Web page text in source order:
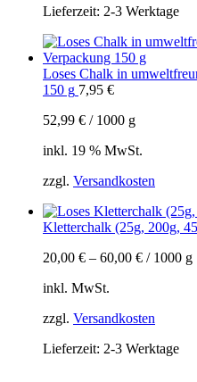
Lieferzeit: 2-3 Werktage
Loses Chalk in
150 g 7,95 €
52,99 € / 1000 g
inkl. 19 % MwSt.
zzgl. Versandkosten
Kletterchalk (25g, 200g,
20,00 € – 60,00 € / 1000 g
inkl. MwSt.
zzgl. Versandkosten
Lieferzeit: 2-3 Werktage